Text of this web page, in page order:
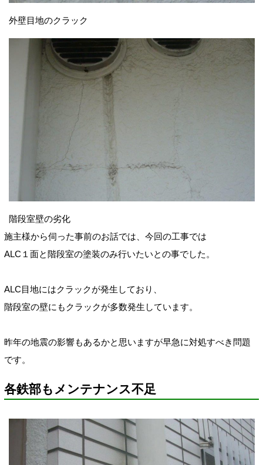
外壁目地のクラック
階段室壁の劣化
施主様から伺った事前のお話では、今回の工事では
ALC１面と階段室の塗装のみ行いたいとの事でした。
ALC目地にはクラックが発生しており、
階段室の壁にもクラックが多数発生しています。
昨年の地震の影響もあるかと思いますが早急に対処すべき問題
です。
各鉄部もメンテナンス不足